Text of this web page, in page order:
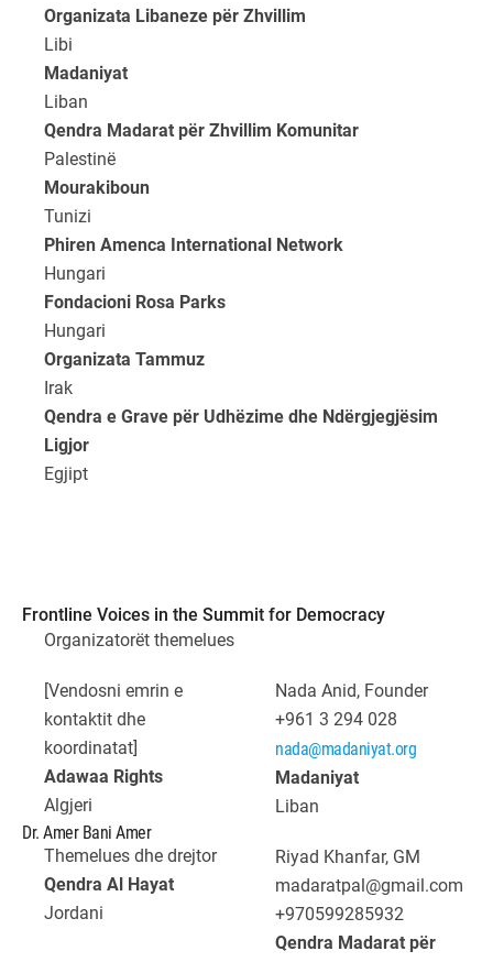
Organizata Libaneze për Zhvillim
Libi
Madaniyat
Liban
Qendra Madarat për Zhvillim Komunitar
Palestinë
Mourakiboun
Tunizi
Phiren Amenca International Network
Hungari
Fondacioni Rosa Parks
Hungari
Organizata Tammuz
Irak
Qendra e Grave për Udhëzime dhe Ndërgjegjësim
Ligjor
Egjipt
Frontline Voices in the Summit for Democracy
Organizatorët themelues
[Vendosni emrin e
kontaktit dhe
koordinatat]
Adawaa Rights
Algjeri
Nada Anid, Founder
+961 3 294 028
nada@madaniyat.org
Madaniyat
Liban
Dr. Amer Bani Amer
Themelues dhe drejtor
Qendra Al Hayat
Jordani
Riyad Khanfar, GM
madaratpal@gmail.com
+970599285932
Qendra Madarat për